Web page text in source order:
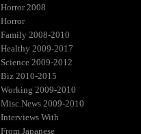
Horror 2008
Horror
Family 2008-2010
Healthy 2009-2017
Science 2009-2012
Biz 2010-2015
Working 2009-2010
Misc.News 2009-2010
Interviews With
From Japanese